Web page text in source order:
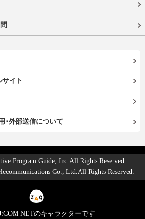
イト
･外部送信について
Program Guide, Inc.All Rights Reserved.
Co., Ltd.All Rights Reserved.
NETのキャラクターです